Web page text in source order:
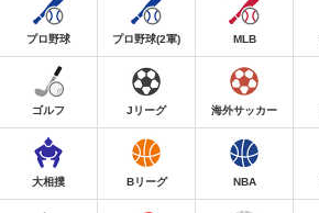
プロ野球 プロ野球(2軍) MLB
ゴルフ Jリーグ 海外サッカー
大相撲 Bリーグ NBA